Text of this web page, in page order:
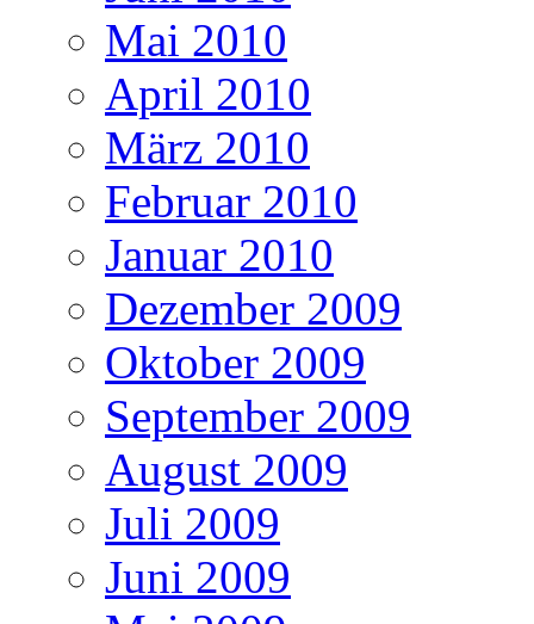
Mai 2010
April 2010
März 2010
Februar 2010
Januar 2010
Dezember 2009
Oktober 2009
September 2009
August 2009
Juli 2009
Juni 2009